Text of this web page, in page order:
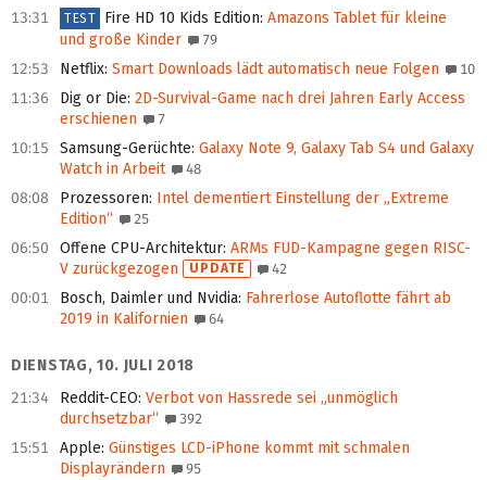
13:31 TEST Fire HD 10 Kids Edition: Amazons Tablet für kleine
und große Kinder
79
12:53 Netflix: Smart Downloads lädt automatisch neue Folgen 10
11:36 Dig or Die: 2D-Survival-Game nach drei Jahren Early Access
erschienen
7
10:15 Samsung-Gerüchte: Galaxy Note 9, Galaxy Tab S4 und Galaxy
Watch in Arbeit
48
08:08 Prozessoren: Intel dementiert Einstellung der „Extreme
Edition“
25
06:50 Offene CPU-Architektur: ARMs FUD-Kampagne gegen RISC-
V zurückgezogen
UPDATE 42
00:01 Bosch, Daimler und Nvidia: Fahrerlose Autoflotte fährt ab
2019 in Kalifornien
64
DIENSTAG, 10. JULI 2018
21:34
Reddit-CEO: Verbot von Hassrede sei „unmöglich
durchsetzbar“
392
15:51 Apple: Günstiges LCD-iPhone kommt mit schmalen
Displayrändern
95